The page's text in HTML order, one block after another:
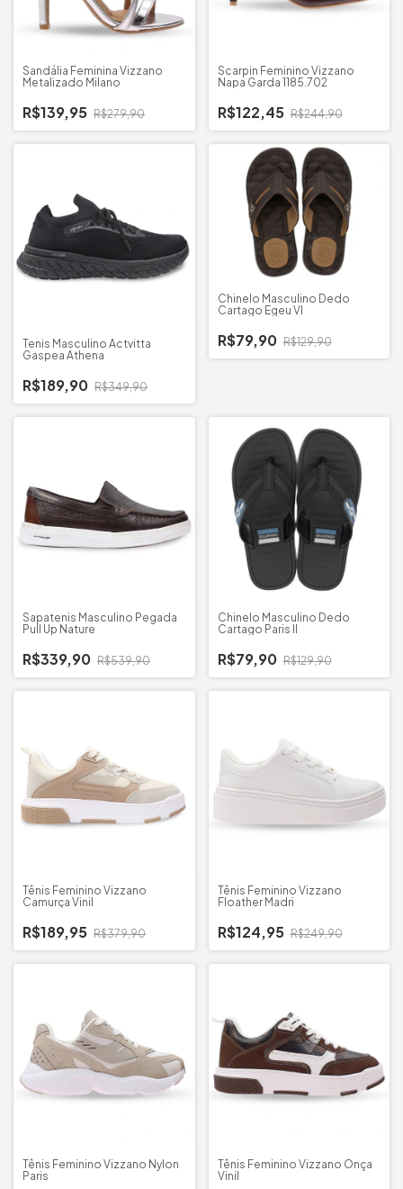
Sandália Feminina Vizzano
Metalizado Milano
R$139,95 R$279,90
Scarpin Feminino Vizzano
Napa Garda 1185.702
R$122,45 R$244,90
Tenis Masculino Actvitta
Gaspea Athena
R$189,90 R$349,90
Chinelo Masculino Dedo
Cartago Egeu VI
R$79,90 R$129,90
Sapatenis Masculino Pegada
Pull Up Nature
R$339,90 R$539,90
Chinelo Masculino Dedo
Cartago Paris II
R$79,90 R$129,90
Tênis Feminino Vizzano
Camurça Vinil
R$189,95 R$379,90
Tênis Feminino Vizzano
Floather Madri
R$124,95 R$249,90
Tênis Feminino Vizzano Nylon
Paris
Tênis Feminino Vizzano Onça
Vinil